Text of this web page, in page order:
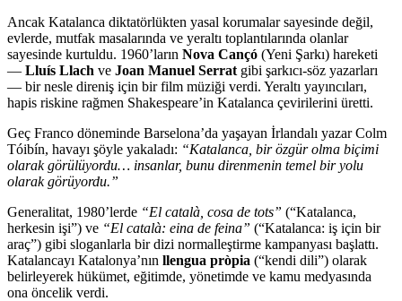
Ancak Katalanca diktatörlükten yasal korumalar sayesinde değil,
evlerde, mutfak masalarında ve yeraltı toplantılarında olanlar
sayesinde kurtuldu. 1960’ların Nova Cançó (Yeni Şarkı) hareketi
— Lluís Llach ve Joan Manuel Serrat gibi şarkıcı-söz yazarları
— bir nesle direniş için bir film müziği verdi. Yeraltı yayıncıları,
hapis riskine rağmen Shakespeare’in Katalanca çevirilerini üretti.
Geç Franco döneminde Barselona’da yaşayan İrlandalı yazar Colm
Tóibín, havayı şöyle yakaladı: “Katalanca, bir özgür olma biçimi
olarak görülüyordu… insanlar, bunu direnmenin temel bir yolu
olarak görüyordu.”
Generalitat, 1980’lerde “El català, cosa de tots” (“Katalanca,
herkesin işi”) ve “El català: eina de feina” (“Katalanca: iş için bir
araç”) gibi sloganlarla bir dizi normalleştirme kampanyası başlattı.
Katalancayı Katalonya’nın llengua pròpia (“kendi dili”) olarak
belirleyerek hükümet, eğitimde, yönetimde ve kamu medyasında
ona öncelik verdi.